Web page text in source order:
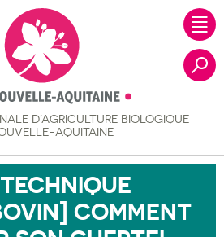
D’AGRICULTURE BIOLOGIQUE
AQUITAINE
COMMENT